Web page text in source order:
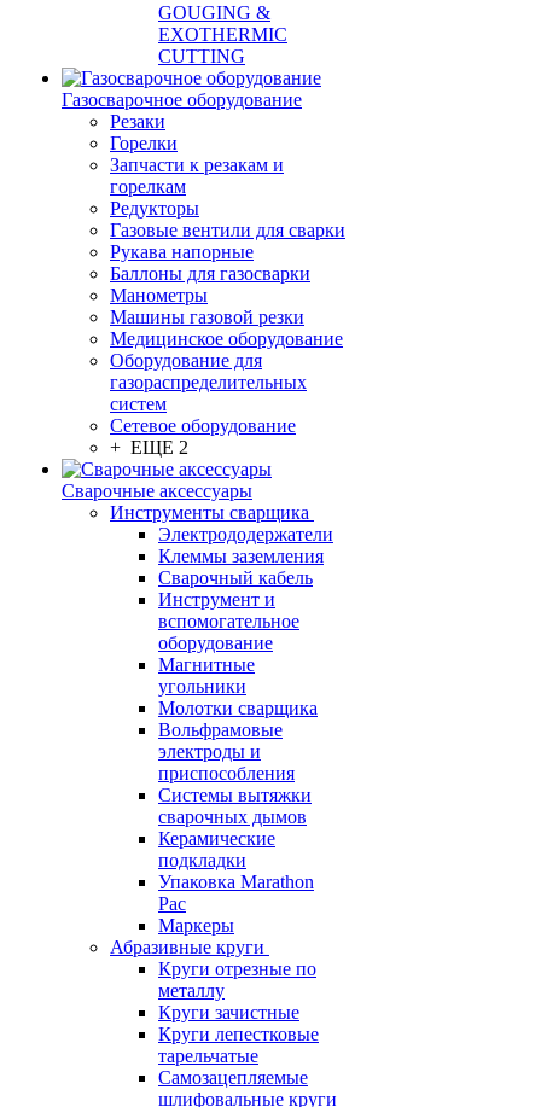
GOUGING &
EXOTHERMIC
CUTTING
Газосварочное оборудование
Резаки
Горелки
Запчасти к резакам и
горелкам
Редукторы
Газовые вентили для сварки
Рукава напорные
Баллоны для газосварки
Манометры
Машины газовой резки
Медицинское оборудование
Оборудование для
газораспределительных
систем
Сетевое оборудование
+ ЕЩЕ 2
Сварочные аксессуары
Инструменты сварщика
Электрододержатели
Клеммы заземления
Сварочный кабель
Инструмент и
вспомогательное
оборудование
Магнитные
угольники
Молотки сварщика
Вольфрамовые
электроды и
приспособления
Системы вытяжки
сварочных дымов
Керамические
подкладки
Упаковка Marathon
Pac
Маркеры
Абразивные круги
Круги отрезные по
металлу
Круги зачистные
Круги лепестковые
тарельчатые
Самозацепляемые
шлифовальные круги